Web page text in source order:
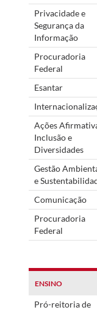
Privacidade e
Segurança da
Informação
Procuradoria
Federal
Esantar
Ações
Inclusão e
Diversidades
Gestão
e
Comunicação
Procuradoria
Federal
ENSINO
Pró-reitoria de